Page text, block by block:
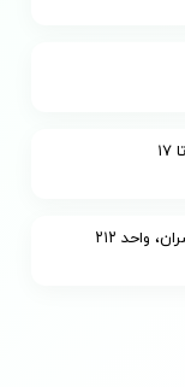
واحد ۲۱۲